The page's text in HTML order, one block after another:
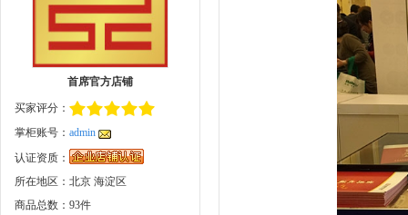
首席官方店铺
买家评分：
掌柜账号： admin
认证资质：
所在地区：北京 海淀区
商品总数：93件